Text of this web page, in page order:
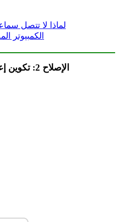
لماذا لا تتصل
الكمبيوتر
الإصلاح 2: تكوين إعدادات العرض الخاصة بك